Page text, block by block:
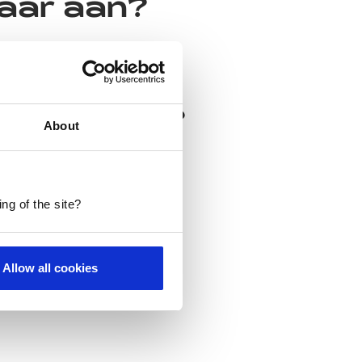
About
of the site?
Allow all cookies
aan?
werk je?